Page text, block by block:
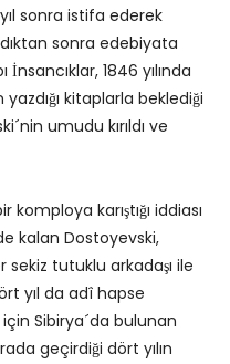
sonra istifa ederek
sonra edebiyata
1846 yılında
kitaplarla beklediği
umudu kırıldı ve
karıştığı iddiası
kalan Dostoyevski,
tutuklu arkadaşı ile
yıl da adî hapse
Sibirya´da bulunan
geçirdiği dört yılın